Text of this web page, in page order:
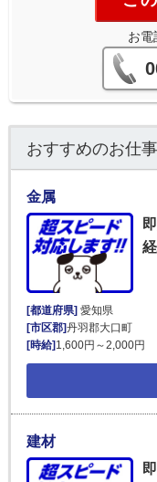
お電
おすすめのお仕事
金属
[都道府県] 愛知県
[市区郡]丹羽郡大口町
[時給] 1,600円～2,000円
建材